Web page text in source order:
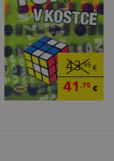
43,95€
41 ,75€